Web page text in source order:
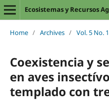
Ecosistemas y Recursos
Home / Archives / Vol. 5 No.
Coexistencia y
en aves
templado con